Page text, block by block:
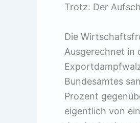
Trotz: Der
Die
Ausgerechnet in
Bundesamtes
Prozent
eigentlich von